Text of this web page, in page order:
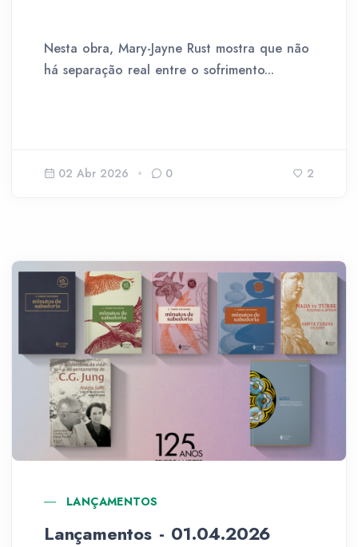
Nesta obra, Mary-Jayne Rust mostra que não
há separação real entre o sofrimento...
02 Abr 2026 0 2
LANÇAMENTOS
Lançamentos - 01.04.2026